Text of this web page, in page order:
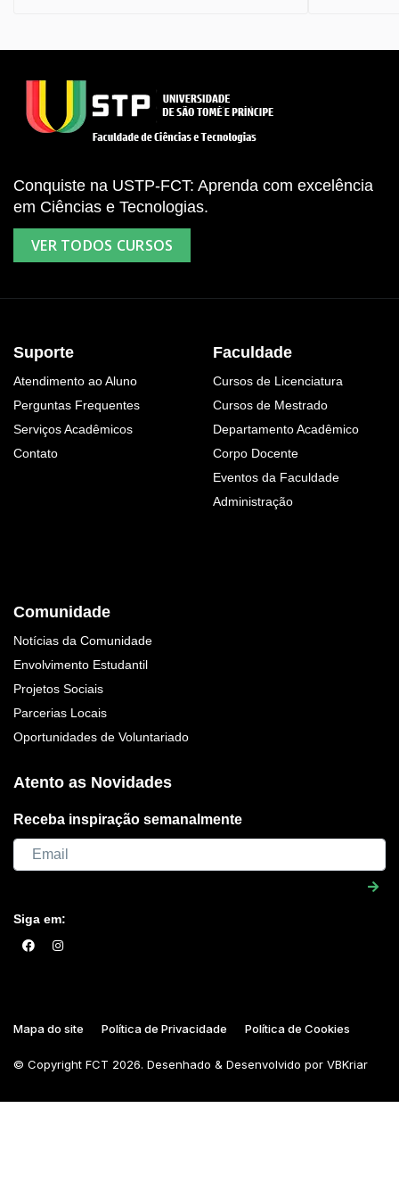
Conquiste na USTP-FCT: Aprenda com excelência
em Ciências e Tecnologias.
VER TODOS CURSOS
Suporte
Atendimento ao Aluno
Perguntas Frequentes
Serviços Acadêmicos
Contato
Faculdade
Cursos de Licenciatura
Cursos de Mestrado
Departamento Acadêmico
Corpo Docente
Eventos da Faculdade
Administração
Comunidade
Notícias da Comunidade
Envolvimento Estudantil
Projetos Sociais
Parcerias Locais
Oportunidades de Voluntariado
Atento as Novidades
Receba inspiração semanalmente
Siga em:
Mapa do site Política de Privacidade Política de Cookies
© Copyright FCT 2026. Desenhado & Desenvolvido por VBKriar